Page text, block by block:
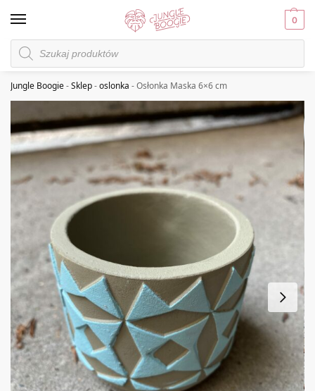
0
Jungle Boogie-Sklep-oslonka -Osłonka Maska 6×6 cm